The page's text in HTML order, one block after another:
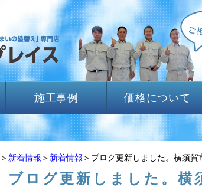
施工事例 価格について
＞ 新着情報 ＞ 新着情報 ＞ブログ更新しました。横須賀
ブログ更新しました。横